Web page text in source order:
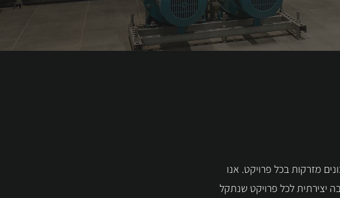
מ-40 שנה, כמו שאנו בונים מזרקות בכל פרויקט. אנו
יצירתית לכל פרויקט שנתקל